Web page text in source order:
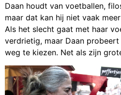
Daan houdt van voetballen,
maar dat kan hij niet vaak
Als het slecht gaat met haar
verdrietig, maar Daan
weg te kiezen. Net als zijn